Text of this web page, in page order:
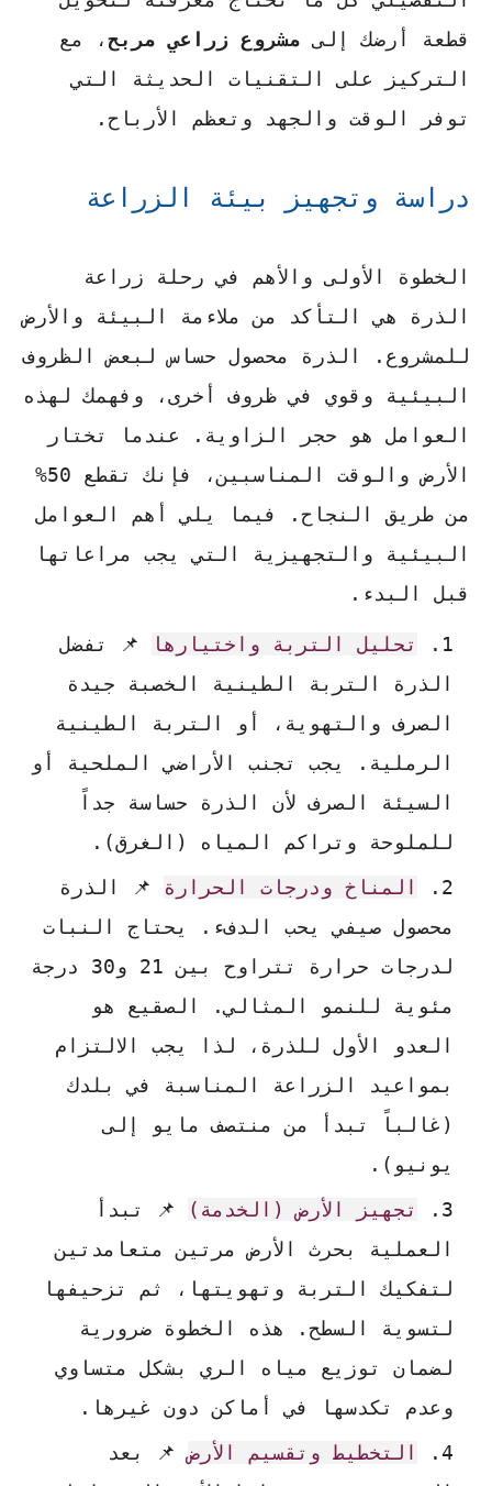
قطعة أرضك إلى مشروع زراعي مربح، مع
التركيز على التقنيات الحديثة التي
توفر الوقت والجهد وتعظم الأرباح.
دراسة وتجهيز بيئة الزراعة
الخطوة الأولى والأهم في رحلة زراعة
الذرة هي التأكد من ملاءمة البيئة والأرض
للمشروع. الذرة محصول حساس لبعض الظروف
البيئية وقوي في ظروف أخرى، وفهمك لهذه
العوامل هو حجر الزاوية. عندما تختار
الأرض والوقت المناسبين، فإنك تقطع 50%
من طريق النجاح. فيما يلي أهم العوامل
البيئية والتجهيزية التي يجب مراعاتها
قبل البدء.
تحليل التربة واختيارها
📌 تفضل
الذرة التربة الطينية الخصبة جيدة
الصرف والتهوية، أو التربة الطينية
الرملية. يجب تجنب الأراضي الملحية أو
السيئة الصرف لأن الذرة حساسة جداً
للملوحة وتراكم المياه (الغرق).
المناخ ودرجات الحرارة 📌 الذرة
محصول صيفي يحب الدفء. يحتاج النبات
لدرجات حرارة تتراوح بين 21 و30 درجة
مئوية للنمو المثالي. الصقيع هو
العدو الأول للذرة، لذا يجب الالتزام
بمواعيد الزراعة المناسبة في بلدك
(غالباً تبدأ من منتصف مايو إلى
يونيو).
تجهيز الأرض (الخدمة)
📌 تبدأ
العملية بحرث الأرض مرتين متعامدتين
لتفكيك التربة وتهويتها، ثم تزحيفها
لتسوية السطح. هذه الخطوة ضرورية
لضمان توزيع مياه الري بشكل متساوي
وعدم تكدسها في أماكن دون غيرها.
التخطيط وتقسيم الأرض📌 بعد